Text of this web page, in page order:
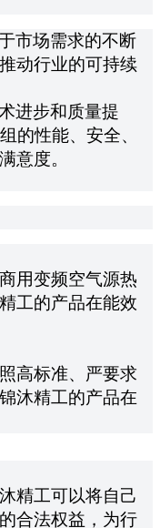
市场需求的不断
动行业的可持续
进步和质量提
的性能、安全、
意度。
用变频空气源热
工的产品在能效
高标准、严要求
沐精工的产品在
精工可以将自己
合法权益，为行